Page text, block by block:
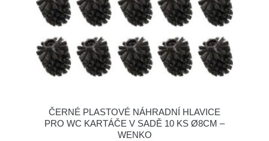
ČERNÉ PLASTOVÉ NÁHRADNÍ HLAVICE
PRO WC KARTÁČE V SADĚ 10 KS Ø8CM –
WENKO